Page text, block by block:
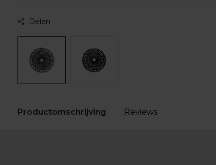
Delen
Productomschrijving Reviews